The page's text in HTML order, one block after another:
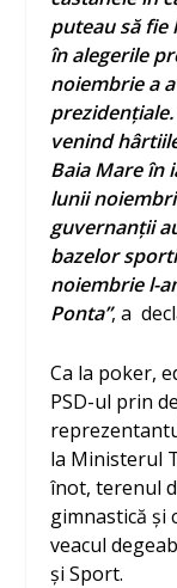
puteau să fie
în alegerile
noiembrie a
venind
Baia Mare în
lunii
guvernanții
bazelor
noiembrie l-
Ponta”, a
Ca la poker,
PSD-ul prin
la Ministerul
înot, terenul
gimnastică și
veacul
și Sport.